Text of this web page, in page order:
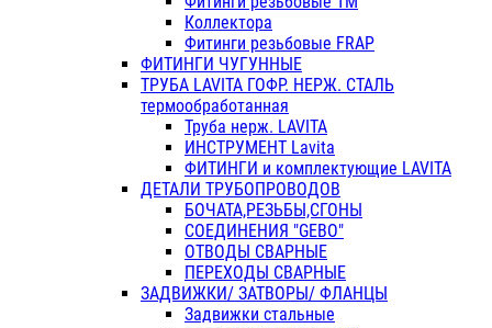
Коллектора
Фитинги резьбовые FRAP
ФИТИНГИ ЧУГУННЫЕ
ТРУБА LAVITA ГОФР. НЕРЖ. СТАЛЬ
термообработанная
Труба нерж. LAVITA
ИНСТРУМЕНТ Lavita
ФИТИНГИ и комплектующие LAVITA
ДЕТАЛИ ТРУБОПРОВОДОВ
БОЧАТА,РЕЗЬБЫ,СГОНЫ
СОЕДИНЕНИЯ "GEBO"
ОТВОДЫ СВАРНЫЕ
ПЕРЕХОДЫ СВАРНЫЕ
ЗАДВИЖКИ/ ЗАТВОРЫ/ ФЛАНЦЫ
Задвижки стальные